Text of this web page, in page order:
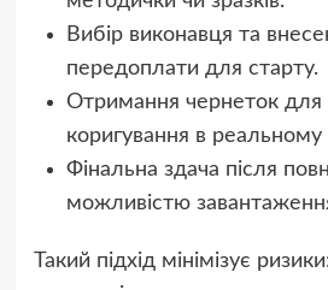
Вибір виконавця та
передоплати для старту.
Отримання чернеток для
коригування в реальному
Фінальна здача після
можливістю
Такий підхід мінімізує